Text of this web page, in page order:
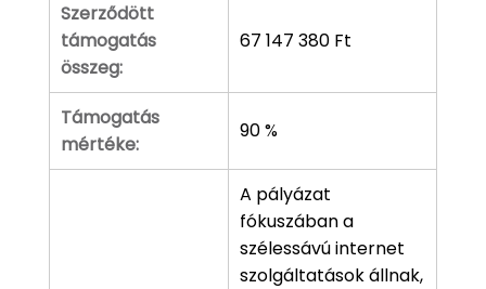
Szerződött
támogatás
összeg:
67 147 380 Ft
Támogatás
mértéke:
90 %
A pályázat
fókuszában a
szélessávú internet
szolgáltatások állnak,